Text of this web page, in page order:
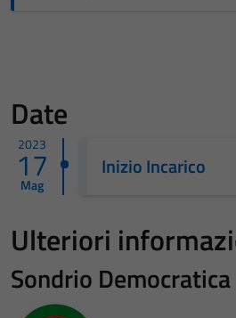
Date
2023
17
Mag
Inizio Incarico
Ulteriori
Sondrio Democratica